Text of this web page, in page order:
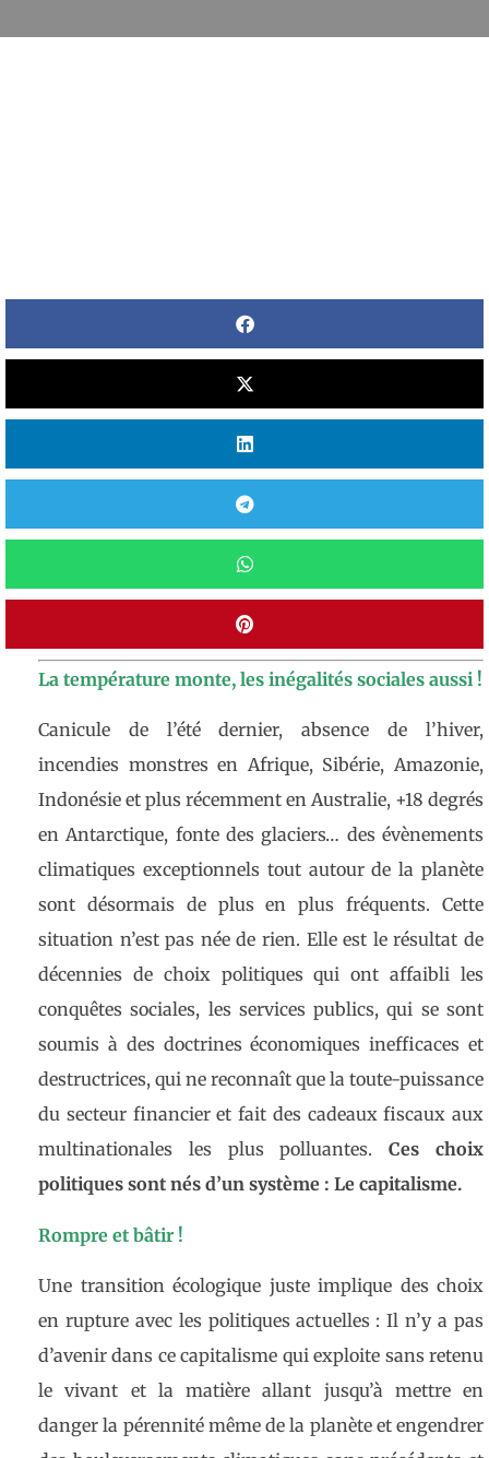
La température monte, les inégalités sociales aussi !
Canicule de l’été dernier, absence de l’hiver,
incendies monstres en Afrique, Sibérie, Amazonie,
Indonésie et plus récemment en Australie, +18 degrés
en Antarctique, fonte des glaciers… des évènements
climatiques exceptionnels tout autour de la planète
sont désormais de plus en plus fréquents. Cette
situation n’est pas née de rien. Elle est le résultat de
décennies de choix politiques qui ont affaibli les
conquêtes sociales, les services publics, qui se sont
soumis à des doctrines économiques inefficaces et
destructrices, qui ne reconnaît que la toute-puissance
du secteur financier et fait des cadeaux fiscaux aux
multinationales les plus polluantes.Ces choix
politiques sont nés d’un système : Le capitalisme.
Rompre et bâtir !
Une transition écologique juste implique des choix
en rupture avec les politiques actuelles : Il n’y a pas
d’avenir dans ce capitalisme qui exploite sans retenu
le vivant et la matière allant jusqu’à mettre en
danger la pérennité même de la planète et engendrer